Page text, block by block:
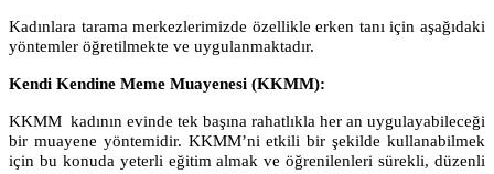
Kadınlara tarama merkezlerimizde özellikle erken tanı için aşağıdaki
yöntemler öğretilmekte ve uygulanmaktadır.
Kendi Kendine Meme Muayenesi (KKMM):
KKMM kadının evinde tek başına rahatlıkla her an uygulayabileceği
bir muayene yöntemidir. KKMM’ni etkili bir şekilde kullanabilmek
için bu konuda yeterli eğitim almak ve öğrenilenleri sürekli, düzenli